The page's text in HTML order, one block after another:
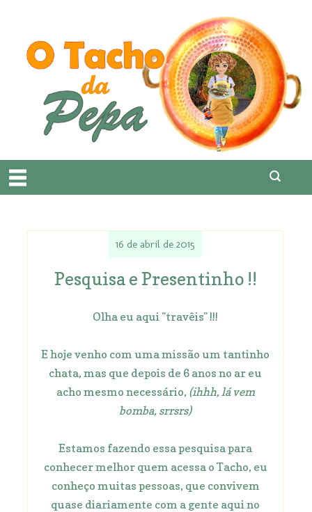
16 de abril de 2015
Pesquisa e Presentinho !!
Olha eu aqui "travêis" !!!
E hoje venho com uma missão um tantinho
chata, mas que depois de 6 anos no ar eu
acho mesmo necessário, (ihhh, lá vem
bomba, srrsrs)
Estamos fazendo essa pesquisa para
conhecer melhor quem acessa o Tacho, eu
conheço muitas pessoas, que convivem
quase diariamente com a gente aqui no